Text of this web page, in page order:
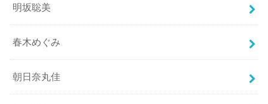
明坂聡美
春木めぐみ
朝日奈丸佳